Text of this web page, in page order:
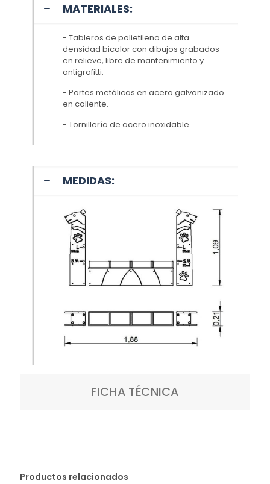
MATERIALES:
- Tableros de polietileno de alta
densidad bicolor con dibujos grabados
en relieve, libre de mantenimiento y
antigrafitti.
- Partes metálicas en acero galvanizado
en caliente.
- Tornillería de acero inoxidable.
MEDIDAS:
FICHA TÉCNICA
Productos relacionados